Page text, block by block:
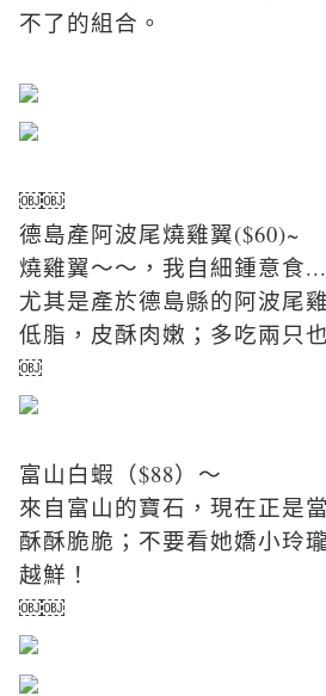
不了的組合。
￼￼
德島產阿波尾燒雞翼($60)~
燒雞翼～～，我自細鍾意食
尤其是產於德島縣的阿波尾
低脂，皮酥肉嫩；多吃兩只
￼
富山白蝦（$88）～
來自富山的寶石，現在正是
酥酥脆脆；不要看她嬌小玲
越鮮！
￼￼